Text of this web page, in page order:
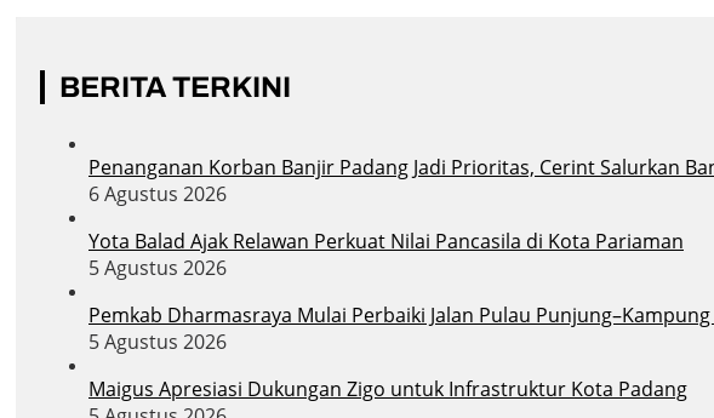
BERITA TERKINI
Penanganan Korban Banjir Padang Jadi Prioritas, Cerint Salurkan
6 Agustus 2026
Yota Balad Ajak Relawan Perkuat Nilai Pancasila di Kota Pariaman
5 Agustus 2026
Pemkab Dharmasraya Mulai Perbaiki Jalan Pulau
5 Agustus 2026
Maigus Apresiasi Dukungan Zigo untuk Infrastruktur Kota Padang